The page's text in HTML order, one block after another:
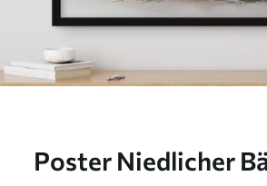
Poster Niedlicher